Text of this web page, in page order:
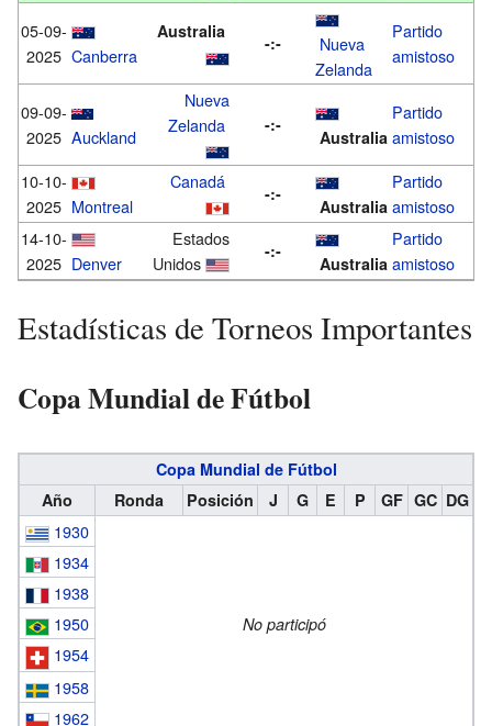
05-09-
2025 Canberra
Australia
-:-
Nueva
Zelanda
Partido
amistoso
09-09-
2025 Auckland
Nueva
Zelanda
-:-
Australia
Partido
amistoso
10-10-
2025 Montreal
Canadá
-:-
Australia
Partido
amistoso
14-10-
2025 Denver
Estados
Unidos
-:-
Australia
Partido
amistoso
Estadísticas de Torneos Importantes
Copa Mundial de Fútbol
Copa Mundial de Fútbol
Año
Ronda Posición J G E P GF GC DG
1930
No participó
1934
1938
1950
1954
1958
1962